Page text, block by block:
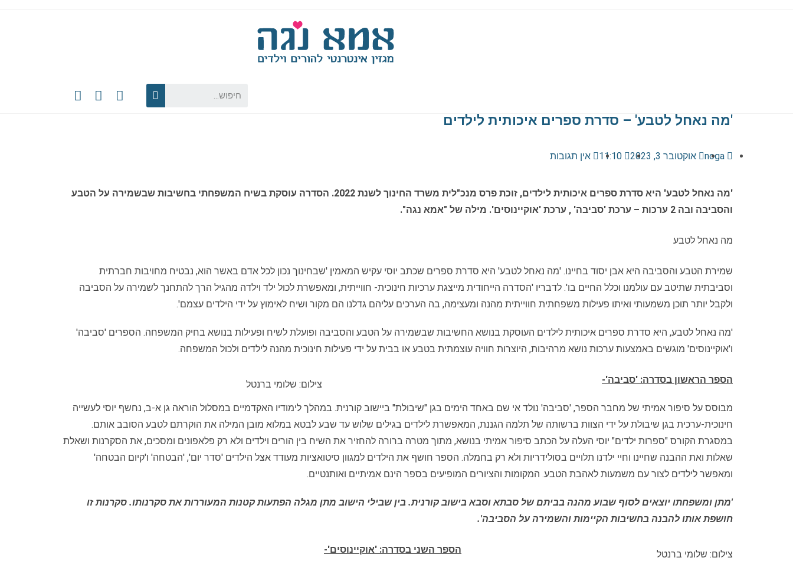
'מה נאחל לטבע' – סדרת ספרים איכותית לילדים
noga אוקטובר 3, 2023 11:10 אין תגובות
'מה נאחל לטבע' היא סדרת ספרים איכותית לילדים, זוכת פרס מנכ"לית משרד החינוך לשנת 2022. הסדרה עוסקת בשיח המשפחתי בחשיבות שבשמירה על הטבע
והסביבה ובה 2 ערכות – ערכת 'סביבה' , ערכת 'אוקיינוסים'. מילה של "אמא נגה".
מה נאחל לטבע
שמירת הטבע והסביבה היא אבן יסוד בחיינו. 'מה נאחל לטבע' היא סדרת ספרים שכתב יוסי עקיש המאמין 'שבחינוך נכון לכל אדם באשר הוא, נבטיח מחויבות חברתית
וסביבתית שתיטב עם עולמנו וכלל החיים בו'. לדבריו 'הסדרה הייחודית מייצגת ערכיות חינוכית- חווייתית, ומאפשרת לכול ילד וילדה מהגיל הרך להתחנך לשמירה על הסביבה
ולקבל יותר תוכן משמעותי ואיתו פעילות משפחתית חווייתית מהנה ומעצימה, בה הערכים עליהם גדלנו הם מקור ושיח לאימוץ על ידי הילדים עצמם'.
'מה נאחל לטבע, היא סדרת ספרים איכותית לילדים העוסקת בנושא החשיבות שבשמירה על הטבע והסביבה ופועלת לשיח ופעילות בנושא בחיק המשפחה. הספרים 'סביבה'
ו'אוקיינוסים' מוגשים באמצעות ערכות נושא מרהיבות, היוצרות חוויה עוצמתית בטבע או בבית על ידי פעילות חינוכית מהנה לילדים ולכול המשפחה.
צילום: שלומי ברנטל הספר הראשון בסדרה: 'סביבה'-
מבוסס על סיפור אמיתי של מחבר הספר, 'סביבה' נולד אי שם באחד הימים בגן "שיבולת" ביישוב קורנית. במהלך לימודיו האקדמיים במסלול הוראה גן א-ב, נחשף יוסי לעשייה
חינוכית-ערכית בגן שיבולת על ידי הצוות ברשותה של תלמה הגננת, המאפשרת לילדים בגילים שלוש עד שבע לבטא במלוא מובן המילה את הוקרתם לטבע הסובב אותם.
במסגרת הקורס "ספרות ילדים" יוסי העלה על הכתב סיפור אמיתי בנושא, מתוך מטרה ברורה להחזיר את השיח בין הורים וילדים ולא רק פלאפונים ומסכים, את הסקרנות ושאלת
שאלות ואת ההבנה שחיינו וחיי ילדנו תלויים בסולידריות ולא רק בחמלה. הספר חושף את הילדים למגוון סיטואציות מעודד אצל הילדים 'סדר יום', 'הבטחה' ו'קיום הבטחה'
ומאפשר לילדים לצור עם משמעות לאהבת הטבע. המקומות והציורים המופיעים בספר הינם אמיתיים ואותנטיים.
'מתן ומשפחתו יוצאים לסוף שבוע מהנה בביתם של סבתא וסבא בישוב קורנית. בין שבילי הישוב מתן מגלה הפתעות קטנות המעוררות את סקרנותו. סקרנות זו
חושפת אותו להבנה בחשיבות הקיימות והשמירה על הסביבה'.
צילום: שלומי ברנטל הספר השני בסדרה: 'אוקיינוסים'-